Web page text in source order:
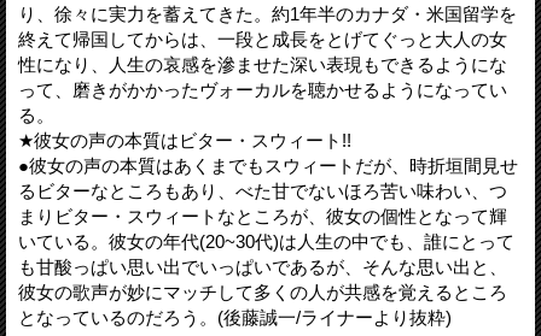
り、徐々に実力を蓄えてきた。約1年半のカナダ・米国留学を
終えて帰国してからは、一段と成長をとげてぐっと大人の女
性になり、人生の哀感を滲ませた深い表現もできるようにな
って、磨きがかかったヴォーカルを聴かせるようになってい
る。
★彼女の声の本質はビター・スウィート!!
●彼女の声の本質はあくまでもスウィートだが、時折垣間見せ
るビターなところもあり、べた甘でないほろ苦い味わい、つ
まりビター・スウィートなところが、彼女の個性となって輝
いている。彼女の年代(20~30代)は人生の中でも、誰にとって
も甘酸っぱい思い出でいっぱいであるが、そんな思い出と、
彼女の歌声が妙にマッチして多くの人が共感を覚えるところ
となっているのだろう。(後藤誠一/ライナーより抜粋)